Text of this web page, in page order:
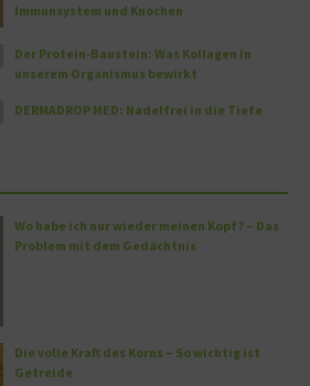
Immunsystem und Knochen
Der Protein-Baustein: Was Kollagen in
unserem Organismus bewirkt
DERMADROP MED: Nadelfrei in die Tiefe
Wo habe ich nur wieder meinen Kopf? – Das
Problem mit dem Gedächtnis
Die volle Kraft des Korns – So wichtig ist
Getreide